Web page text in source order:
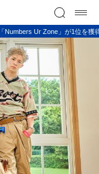
Numbers Ur Zone」が1位を獲